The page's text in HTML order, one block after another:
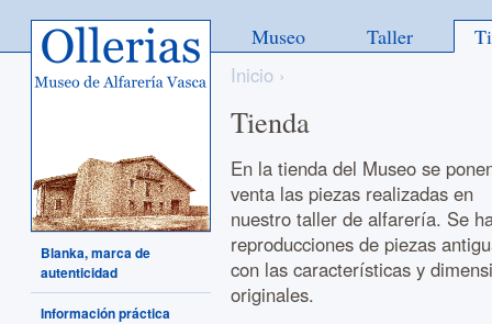
Ollerias - Museo de Alfarería
Vasca
Inicio ›
Tienda
En la tienda del Museo se
venta las piezas realizadas en
nuestro taller de alfarería. Se
reproducciones de piezas
con las características y
originales.
Museo Taller
Blanka, marca de
autenticidad
Información práctica